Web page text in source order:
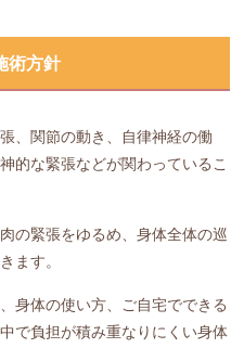
術方針
、関節の動き、自律神経の働
的な緊張などが関わっているこ
の緊張をゆるめ、身体全体の巡
ます。
身体の使い方、ご自宅でできる
で負担が積み重なりにくい身体